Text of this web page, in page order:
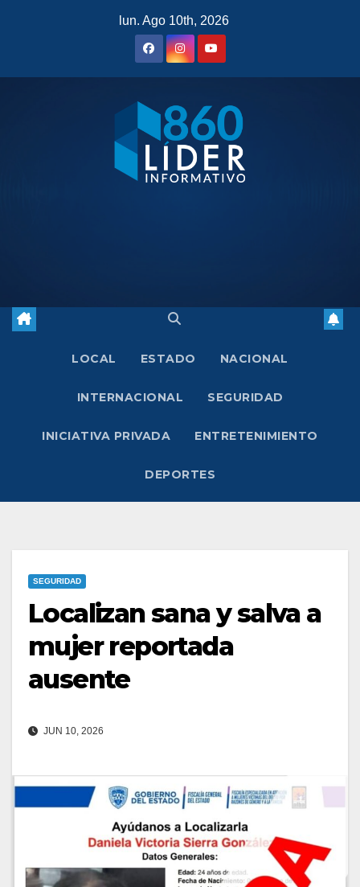
lun. Ago 10th, 2026
LOCAL ESTADO NACIONAL
INTERNACIONAL SEGURIDAD
INICIATIVA PRIVADA ENTRETENIMIENTO
DEPORTES
SEGURIDAD
Localizan sana y salva a
mujer reportada
ausente
JUN 10, 2026